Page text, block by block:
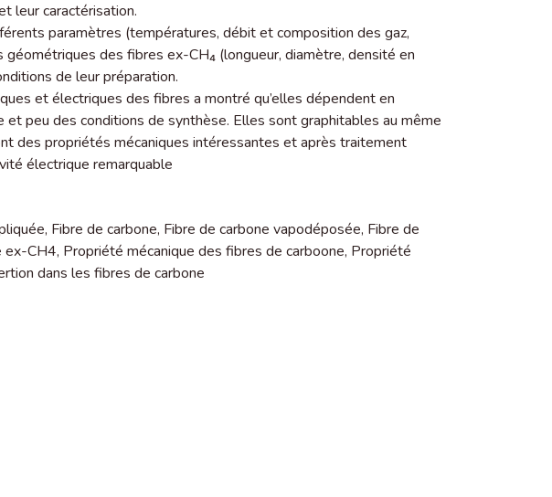
leur caractérisation.
paramètres (températures, débit et composition des gaz,
des fibres ex-CH₄ (longueur, diamètre, densité en
de leur préparation.
et électriques des fibres a montré qu’elles dépendent en
peu des conditions de synthèse. Elles sont graphitables au même
des propriétés mécaniques intéressantes et après traitement
électrique remarquable
, Fibre de carbone, Fibre de carbone vapodéposée, Fibre de
ex-CH4, Propriété mécanique des fibres de carboone, Propriété
dans les fibres de carbone